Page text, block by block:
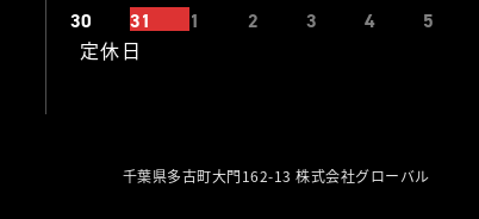
30
31 1 2 3 4 5
定休日
千葉県多古町大門162-13 株式会社グローバル